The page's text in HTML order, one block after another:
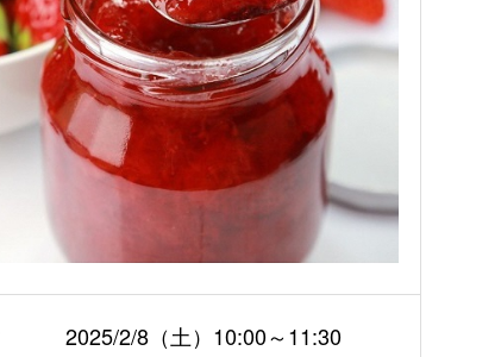
2025/2/8（土）10:00～11:30